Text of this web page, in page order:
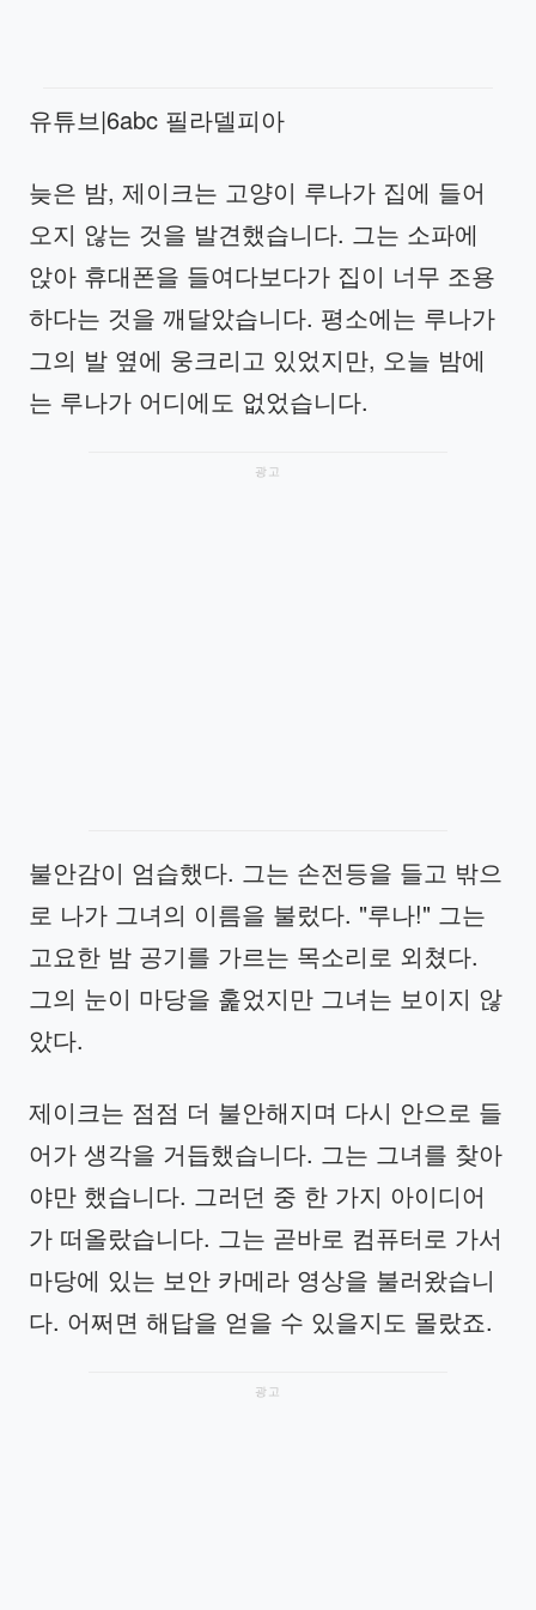
유튜브|6abc 필라델피아
늦은 밤, 제이크는 고양이 루나가 집에 들어
오지 않는 것을 발견했습니다. 그는 소파에
앉아 휴대폰을 들여다보다가 집이 너무 조용
하다는 것을 깨달았습니다. 평소에는 루나가
그의 발 옆에 웅크리고 있었지만, 오늘 밤에
는 루나가 어디에도 없었습니다.
광고
불안감이 엄습했다. 그는 손전등을 들고 밖으
로 나가 그녀의 이름을 불렀다. "루나!" 그는
고요한 밤 공기를 가르는 목소리로 외쳤다.
그의 눈이 마당을 훑었지만 그녀는 보이지 않
았다.
제이크는 점점 더 불안해지며 다시 안으로 들
어가 생각을 거듭했습니다. 그는 그녀를 찾아
야만 했습니다. 그러던 중 한 가지 아이디어
가 떠올랐습니다. 그는 곧바로 컴퓨터로 가서
마당에 있는 보안 카메라 영상을 불러왔습니
다. 어쩌면 해답을 얻을 수 있을지도 몰랐죠.
광고